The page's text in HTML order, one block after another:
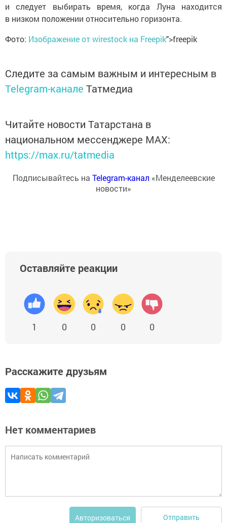
и следует выбирать время, когда Луна находится
в низком положении относительно горизонта.
Фото: Изображение от wirestock на Freepik">freepik
Следите за самым важным и интересным в
Telegram-канале Татмедиа
Читайте новости Татарстана в
национальном мессенджере MАХ:
https://max.ru/tatmedia
Подписывайтесь на Telegram-канал «Менделеевские
новости»
Оставляйте реакции
1 0 0 0 0
Расскажите друзьям
Нет комментариев
Авторизоваться Отправить